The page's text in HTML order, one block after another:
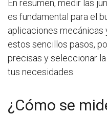
En resumen, medir las
es fundamental para el
aplicaciones mecánicas
estos sencillos pasos,
precisas y seleccionar
tus necesidades.
¿Cómo se